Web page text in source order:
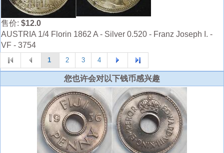
售价: $12.0
AUSTRIA 1/4 Florin 1862 A - Silver 0.520 - Franz Joseph I. -
VF - 3754
1 2 3 4
您也许会对以下钱币感兴趣